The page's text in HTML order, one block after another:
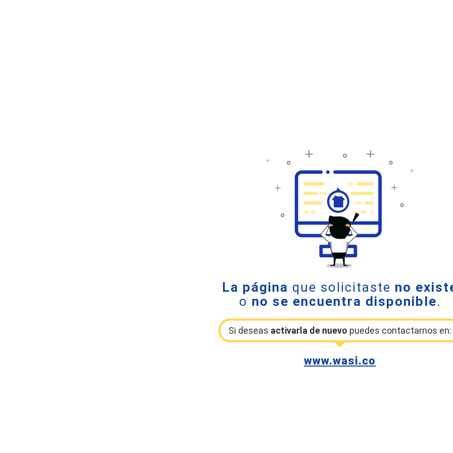
La página que solicitaste no
o no se encuentra disponible.
Si deseas activarla de nuevo puedes contactarnos en:
www.wasi.co